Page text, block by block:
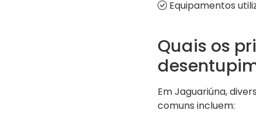
Equipamentos
Quais os
Em Jaguariúna,
comuns incluem: